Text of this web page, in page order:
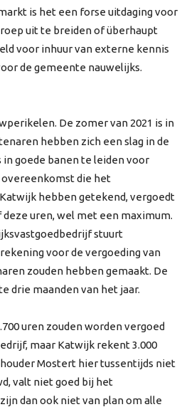
is het een forse uitdaging voor
uit te breiden of überhaupt
voor inhuur van externe kennis
de gemeente nauwelijks.
De zomer van 2021 is in
hebben zich een slag in de
goede banen te leiden voor
overeenkomst die het
hebben getekend, vergoedt
uren, wel met een maximum.
stuurt
voor de vergoeding van
zouden hebben gemaakt. De
drie maanden van het jaar.
uren zouden worden vergoed
maar Katwijk rekent 3.000
Mostert hier tussentijds niet
valt niet goed bij het
dan ook niet van plan om alle